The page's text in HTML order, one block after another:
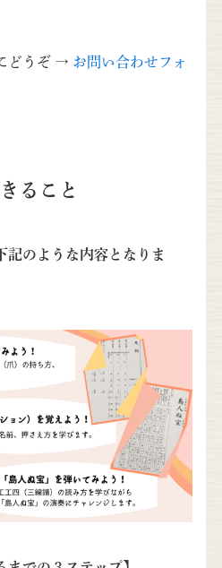
どうぞ → お問い合わせフォ
ること
記のような内容となりま